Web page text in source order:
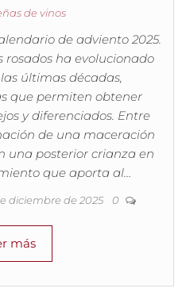
de vinos
de adviento 2025.
rosados ha evolucionado
últimas décadas,
que permiten obtener
y diferenciados. Entre
de una maceración
una posterior crianza en
que aporta al…
diciembre de 2025 0
más